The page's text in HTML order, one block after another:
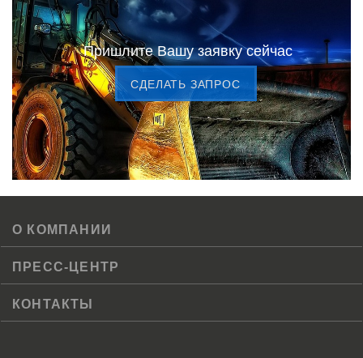
Пришлите Вашу заявку сейчас
CДЕЛАТЬ ЗАПРОС
О КОМПАНИИ
ПРЕСС-ЦЕНТР
КОНТАКТЫ